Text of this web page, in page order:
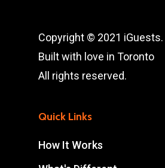
Copyright © 2021 iGuests.
Built with love in Toronto
All rights reserved.
Quick Links
How It Works